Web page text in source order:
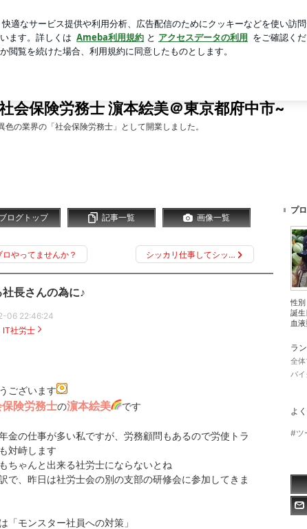
士 濵本絵美＠東京都府中市~
た夏祭り ロ
会保険労務士 濵本絵美＠東京都府中市~
の業界の「社会保険労務士」として開業しました。
ログトップ 記事一覧 画像一覧
ロやってませんか？ シッカリ仕事してシッ…
長さんの為に♪
06 22:46:24
IT社労士
ございます
険労務士の濵本絵美 です
金の仕事が多い私ですが、労務顧問もあるので労使トラ
対峙します
ちゃんと出来る社労士にならないとね
で、昨日は社労士会の別の支部の研修会に参加してきま
「モンスター社員への対策」
プ
性別
誕生
血液
ラ
全
バ
よ
#ツ